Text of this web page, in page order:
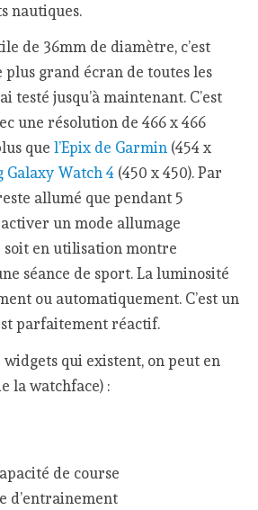
nautiques.
de 36mm de diamètre, c’est
grand écran de toutes les
testé jusqu’à maintenant. C’est
une résolution de 466 x 466
quel’Epix de Garmin (454 x
Galaxy Watch 4 (450 x 450). Par
allumé que pendant 5
un mode allumage
soit en utilisation montre
séance de sport. La luminosité
ou automatiquement. C’est un
parfaitement réactif.
qui existent, on peut en
la watchface) :
de course
d’entrainement